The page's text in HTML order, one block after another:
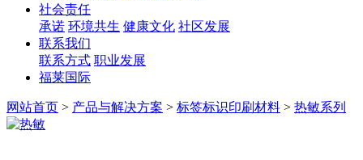
社会责任
承诺 环境共生 健康文化 社区发展
联系我们
联系方式 职业发展
福莱国际
网站首页 > 产品与解决方案 > 标签标识印刷材料 > 热敏系列